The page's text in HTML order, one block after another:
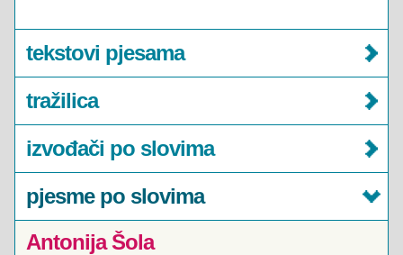
tekstovi pjesama
tražilica
izvođači po slovima
pjesme po slovima
Antonija Šola